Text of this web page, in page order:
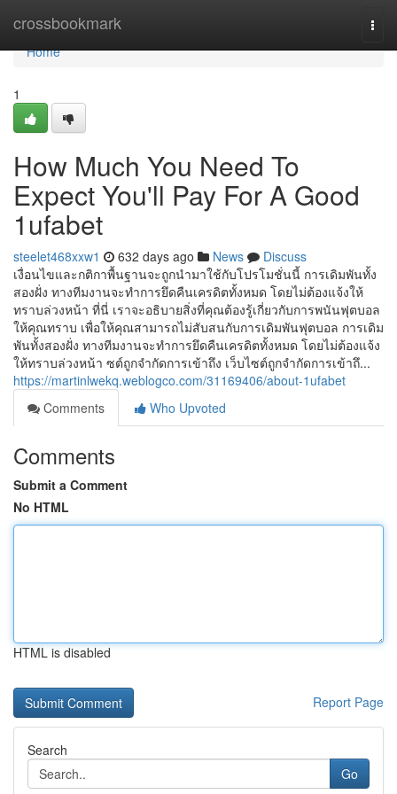
crossbookmark
Home
Home
1
How Much You Need To
Expect You'll Pay For A Good
1ufabet
steelet468xxw1 632 days ago News
Discuss
เงื่อนไขและกติกาพื้นฐานจะถูกนำมาใช้กับโปรโมชั่นนี้ การเดิมพันทั้ง
สองฝั่ง ทางทีมงานจะทำการยึดคืนเครดิตทั้งหมด โดยไม่ต้องแจ้งให้
ทราบล่วงหน้า ที่นี่ เราจะอธิบายสิ่งที่คุณต้องรู้เกี่ยวกับการพนันฟุตบอล
ให้คุณทราบ เพื่อให้คุณสามารถไม่สับสนกับการเดิมพันฟุตบอล การเดิม
พันทั้งสองฝั่ง ทางทีมงานจะทำการยึดคืนเครดิตทั้งหมด โดยไม่ต้องแจ้ง
ให้ทราบล่วงหน้า ซต์ถูกจำกัดการเข้าถึง เว็บไซต์ถูกจำกัดการเข้าถึ...
https://martinlwekq.weblogco.com/31169406/about-1ufabet
Comments
Who Upvoted
Comments
Submit a Comment
No HTML
HTML is disabled
Report Page
Search
Go